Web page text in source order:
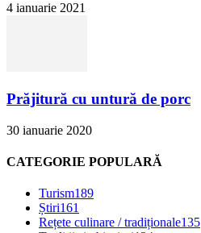
4 ianuarie 2021
Prăjitură cu untură de porc
30 ianuarie 2020
CATEGORIE POPULARĂ
Turism189
Știri161
Rețete culinare / tradiționale135